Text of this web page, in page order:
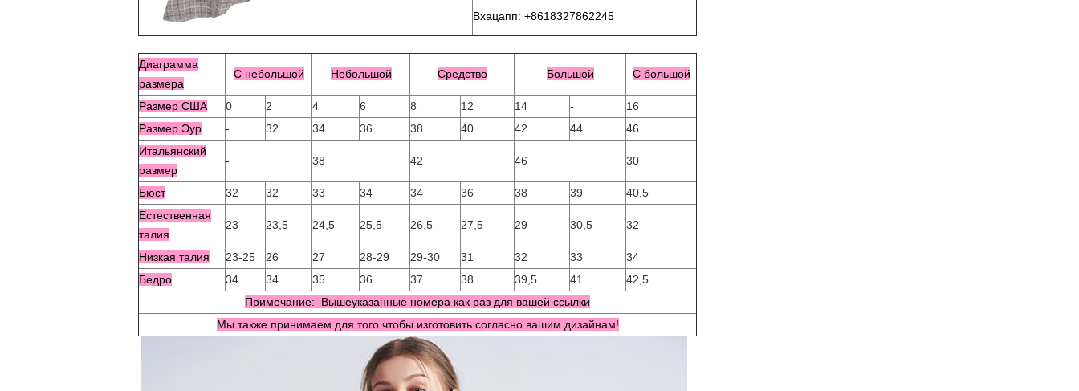
Вхацапп: +8618327862245
Диаграмма
размера
С небольшой Небольшой Средство Большой С большой
Размер США 0 2 4 6 8 12 14 -
16
Размер Эур
- 32 34 36 38 40 42 44
46
Итальянский
размер
- 38 42 46 30
Бюст 32 32 33 34 34 36 38 39
40,5
Естественная
талия
23 23,5 24,5 25,5 26,5 27,5 29 30,5 32
Низкая талия 23-25 26 27 28-29 29-30 31 32 33
34
Бедро
34 34 35 36 37 38 39,5 41
42,5
Примечание: Вышеуказанные номера как раз для вашей ссылки
Мы также принимаем для того чтобы изготовить согласно вашим дизайнам!